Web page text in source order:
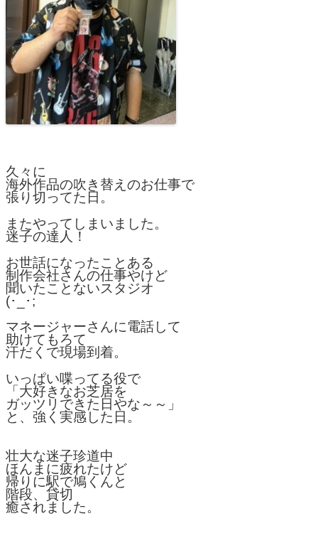
久々に
海外作品の吹き替えのお仕事で
張り切ってた日。
またやってしまいました。
迷子の達人！
お世話になったことある
制作会社さんの仕事やけど
聞いたことないスタジオ
(･_･;
マネージャーさんに電話して
助けてもろて
汗だくで現場到着。
いっぱい喋ってる役で
「大好きなお芝居を
ガッツリできた日やな～～」
と、強く実感した日。
壮大な迷子珍道中
ほんまに疲れたけど
帰りに駅で鳩くんと
階段、貸切
癒されました。